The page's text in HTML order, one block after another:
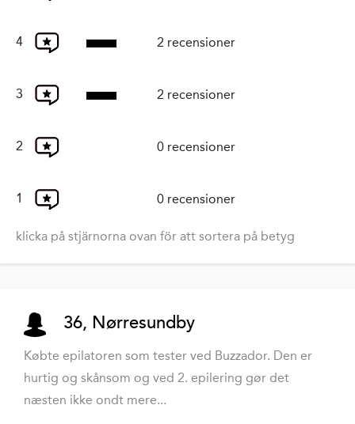
4 2 recensioner
3 2 recensioner
2 0 recensioner
1 0 recensioner
klicka på stjärnorna ovan för att sortera på betyg
36, Nørresundby
Købte epilatoren som tester ved Buzzador. Den er
hurtig og skånsom og ved 2. epilering gør det
næsten ikke ondt mere...